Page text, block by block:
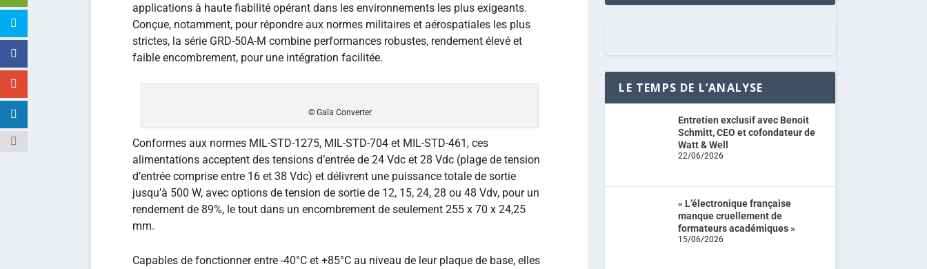
applications à haute fiabilité opérant dans les environnements les plus exigeants.
Conçue, notamment, pour répondre aux normes militaires et aérospatiales les plus
strictes, la série GRD-50A-M combine performances robustes, rendement élevé et
faible encombrement, pour une intégration facilitée.
© Gaïa Converter
Conformes aux normes MIL-STD-1275, MIL-STD-704 et MIL-STD-461, ces
alimentations acceptent des tensions d’entrée de 24 Vdc et 28 Vdc (plage de tension
d’entrée comprise entre 16 et 38 Vdc) et délivrent une puissance totale de sortie
jusqu’à 500 W, avec options de tension de sortie de 12, 15, 24, 28 ou 48 Vdv, pour un
rendement de 89%, le tout dans un encombrement de seulement 255 x 70 x 24,25
mm.
Capables de fonctionner entre -40°C et +85°C au niveau de leur plaque de base, elles
LE TEMPS DE L’ANALYSE
Entretien exclusif avec Benoit
Schmitt, CEO et cofondateur de
Watt & Well
22/06/2026
« L’électronique française
manque cruellement de
formateurs académiques »
15/06/2026